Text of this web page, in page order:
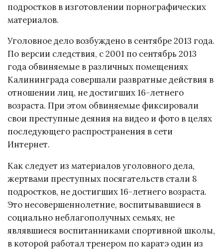
подростков в изготовлении порнографических
материалов.
Уголовное дело возбуждено в сентябре 2013 года.
По версии следствия, с 2001 по сентябрь 2013
года обвиняемые в различных помещениях
Калининграда совершали развратные действия в
отношении лиц, не достигших 16-летнего
возраста. При этом обвиняемые фиксировали
свои преступные деяния на видео и фото в целях
последующего распространения в сети
Интернет.
Как следует из материалов уголовного дела,
жертвами преступных посягательств стали 8
подростков, не достигших 16-летнего возраста.
Это несовершеннолетние, воспитывавшиеся в
социально неблагополучных семьях, не
являвшиеся воспитанниками спортивной школы,
в которой работал тренером по каратэ один из